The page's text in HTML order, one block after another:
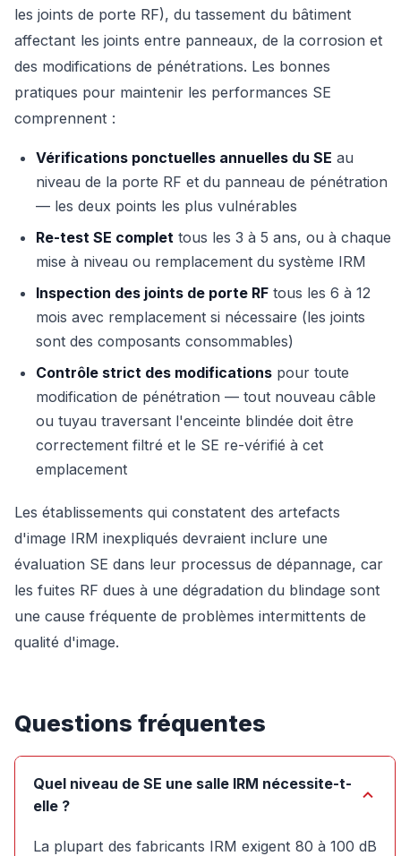
les joints de porte RF), du tassement du bâtiment
affectant les joints entre panneaux, de la corrosion et
des modifications de pénétrations. Les bonnes
pratiques pour maintenir les performances SE
comprennent :
Vérifications ponctuelles annuelles du SE au
niveau de la porte RF et du panneau de pénétration
— les deux points les plus vulnérables
Re-test SE complet tous les 3 à 5 ans, ou à chaque
mise à niveau ou remplacement du système IRM
Inspection des joints de porte RF tous les 6 à 12
mois avec remplacement si nécessaire (les joints
sont des composants consommables)
Contrôle strict des modifications pour toute
modification de pénétration — tout nouveau câble
ou tuyau traversant l'enceinte blindée doit être
correctement filtré et le SE re-vérifié à cet
emplacement
Les établissements qui constatent des artefacts
d'image IRM inexpliqués devraient inclure une
évaluation SE dans leur processus de dépannage, car
les fuites RF dues à une dégradation du blindage sont
une cause fréquente de problèmes intermittents de
qualité d'image.
Questions fréquentes
Quel niveau de SE une salle IRM nécessite-t-
elle ?
La plupart des fabricants IRM exigent 80 à 100 dB